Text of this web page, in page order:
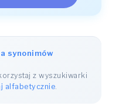
synonimów
z wyszukiwarki
alfabetycznie